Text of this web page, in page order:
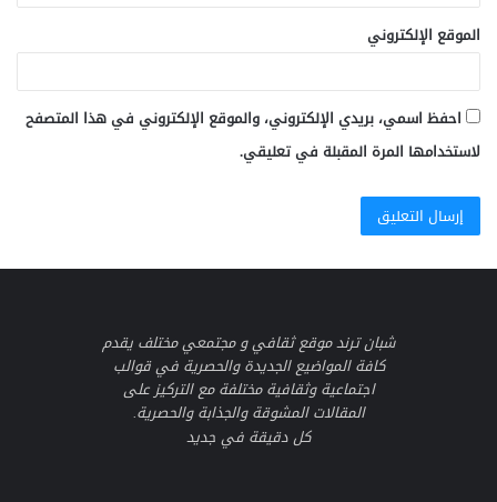
الموقع الإلكتروني
احفظ اسمي، بريدي الإلكتروني، والموقع الإلكتروني في هذا المتصفح
لاستخدامها المرة المقبلة في تعليقي.
شبان ترند موقع ثقافي و مجتمعي مختلف يقدم
كافة المواضيع الجديدة والحصرية في قوالب
اجتماعية وثقافية مختلفة مع التركيز على
المقالات المشوقة والجذابة والحصرية.
كل دقيقة في جديد